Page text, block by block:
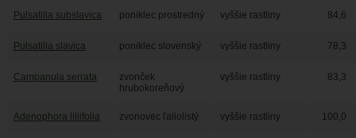
Pulsatilla subslavica poniklec prostredný vyššie rastliny 84,6
Pulsatilla slavica poniklec slovenský vyššie rastliny 78,3
Campanula serrata
zvonček
hrubokoreňový
vyššie rastliny 83,3
Adenophora liliifolia zvonovec ľaliolistý vyššie rastliny 100,0